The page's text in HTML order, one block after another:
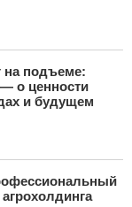
на подъеме:
о ценности
и будущем